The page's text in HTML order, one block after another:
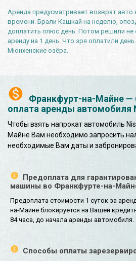
Франкфурт-на-Майне —
оплата аренды автомобиля
Чтобы взять напрокат автомобиль
Майне Вам необходимо запросить
необходимые Вам даты и
Предоплата для
машины во Франкфурте-на-
Предоплата стоимости 1 суток за
на-Майне блокируется на Вашей
84 часа, до начала аренды автомобиля.
Способы оплаты
Аренда предусматривает возврат авто
времени. Брали Кашкай на неделю,
доплатить плюс день. Потом решили не
аренду на 1 день. Что зря оплатили
Мюнхенские озёра.